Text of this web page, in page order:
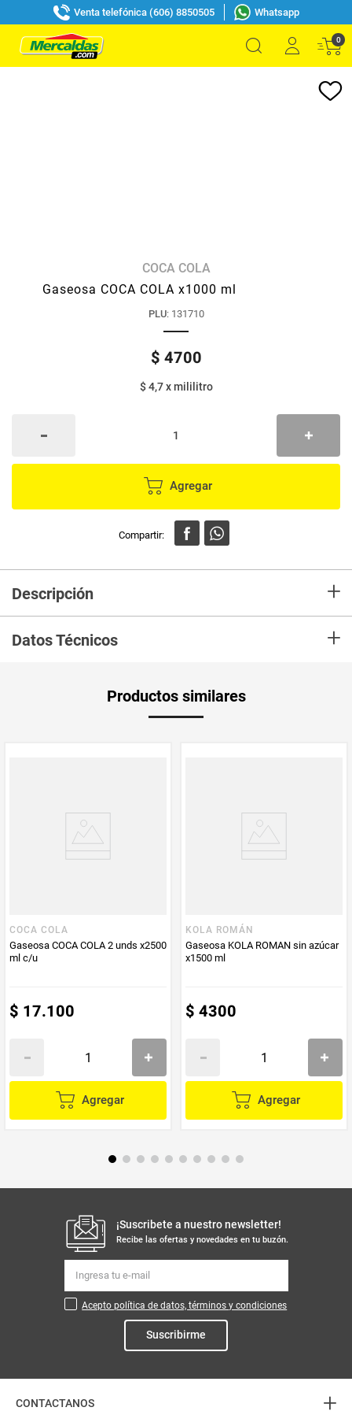
Venta telefónica (606) 8850505 Whatsapp
0
COCA COLA
Gaseosa COCA COLA x1000 ml
PLU: 131710
$ 4700
$ 4,7xmililitro
Agregar
Descripción +
Datos Técnicos +
Productos similares
COCA COLA
Gaseosa COCA COLA 2 unds x2500
ml c/u
$ 17.100
Agregar
KOLA ROMÁN
Gaseosa KOLA ROMAN sin azúcar
x1500 ml
$ 4300
Agregar
¡Suscribete a nuestro newsletter!
Recibe las ofertas y novedades en tu buzón.
Acepto política de datos, términos y condiciones
Suscribirme
CONTACTANOS +